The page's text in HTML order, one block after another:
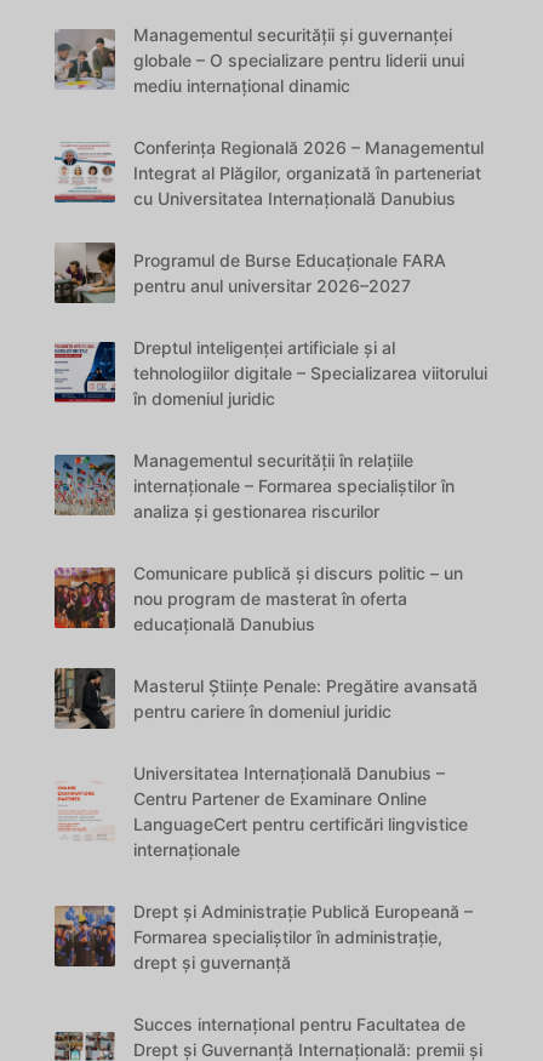
Managementul securității și guvernanței
globale – O specializare pentru liderii unui
mediu internațional dinamic
Conferința Regională 2026 – Managementul
Integrat al Plăgilor, organizată în parteneriat
cu Universitatea Internațională Danubius
Programul de Burse Educaționale FARA
pentru anul universitar 2026–2027
Dreptul inteligenței artificiale și al
tehnologiilor digitale – Specializarea viitorului
în domeniul juridic
Managementul securității în relațiile
internaționale – Formarea specialiștilor în
analiza și gestionarea riscurilor
Comunicare publică și discurs politic – un
nou program de masterat în oferta
educațională Danubius
Masterul Științe Penale: Pregătire avansată
pentru cariere în domeniul juridic
Universitatea Internațională Danubius –
Centru Partener de Examinare Online
LanguageCert pentru certificări lingvistice
internaționale
Drept și Administrație Publică Europeană –
Formarea specialiștilor în administrație,
drept și guvernanță
Succes internațional pentru Facultatea de
Drept și Guvernanță Internațională: premii și